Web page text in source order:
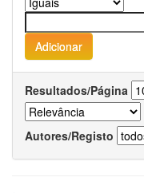
Resultados/Página
Autores/Registo